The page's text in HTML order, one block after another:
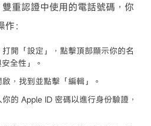
重認證中使用的電話號碼，你
：
開「設定」，點擊頂部顯示你的名
全性」。
，找到並點擊「編輯」。
的 Apple ID 密碼以進行身份驗證，